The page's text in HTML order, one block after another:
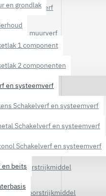
en grondlak
1 component
2 componenten
en systeemverf
Schakelverf en systeemverf
Schakelverf en systeemverf
Schakelverf en systeemverf
en beits
Muurverf
Verfpoint muurverf
en decoratieverf
Flexa Voorstrijkmiddel
Voorstrijkmiddel
Voorstrijkmiddel